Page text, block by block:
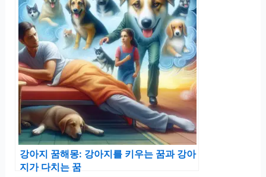
강아지 꿈해몽: 강아지를 키우는 꿈과 강아
지가 다치는 꿈